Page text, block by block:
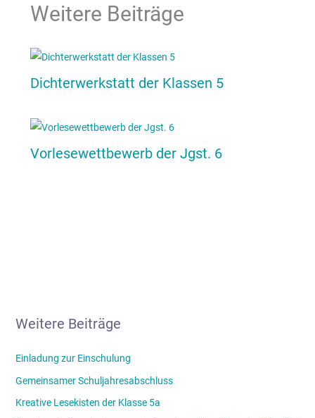
Weitere Beiträge
Dichterwerkstatt der Klassen 5
Vorlesewettbewerb der Jgst. 6
Weitere Beiträge
Einladung zur Einschulung
Gemeinsamer Schuljahresabschluss
Kreative Lesekisten der Klasse 5a